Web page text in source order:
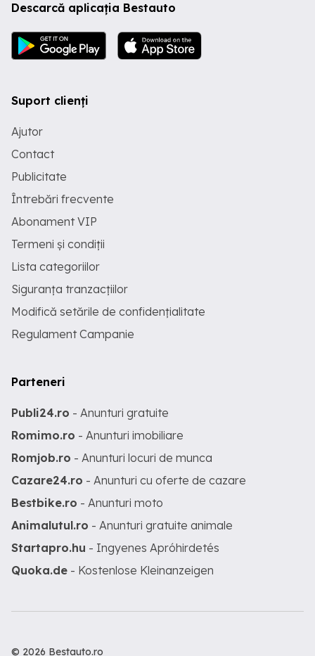
Descarcă aplicația Bestauto
Suport clienți
Ajutor
Contact
Publicitate
Întrebări frecvente
Abonament VIP
Termeni și condiții
Lista categoriilor
Siguranța tranzacțiilor
Modifică setările de confidențialitate
Regulament Campanie
Parteneri
Publi24.ro - Anunturi gratuite
Romimo.ro - Anunturi imobiliare
Romjob.ro - Anunturi locuri de munca
Cazare24.ro - Anunturi cu oferte de cazare
Bestbike.ro - Anunturi moto
Animalutul.ro - Anunturi gratuite animale
Startapro.hu - Ingyenes Apróhirdetés
Quoka.de - Kostenlose Kleinanzeigen
© 2026 Bestauto.ro